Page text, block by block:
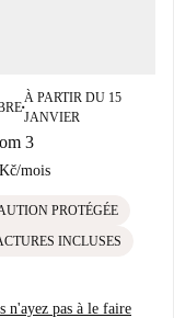
■
À PARTIR DU 15
JANVIER
3
/mois
PROTÉGÉE
INCLUSES
n'ayez pas à le faire